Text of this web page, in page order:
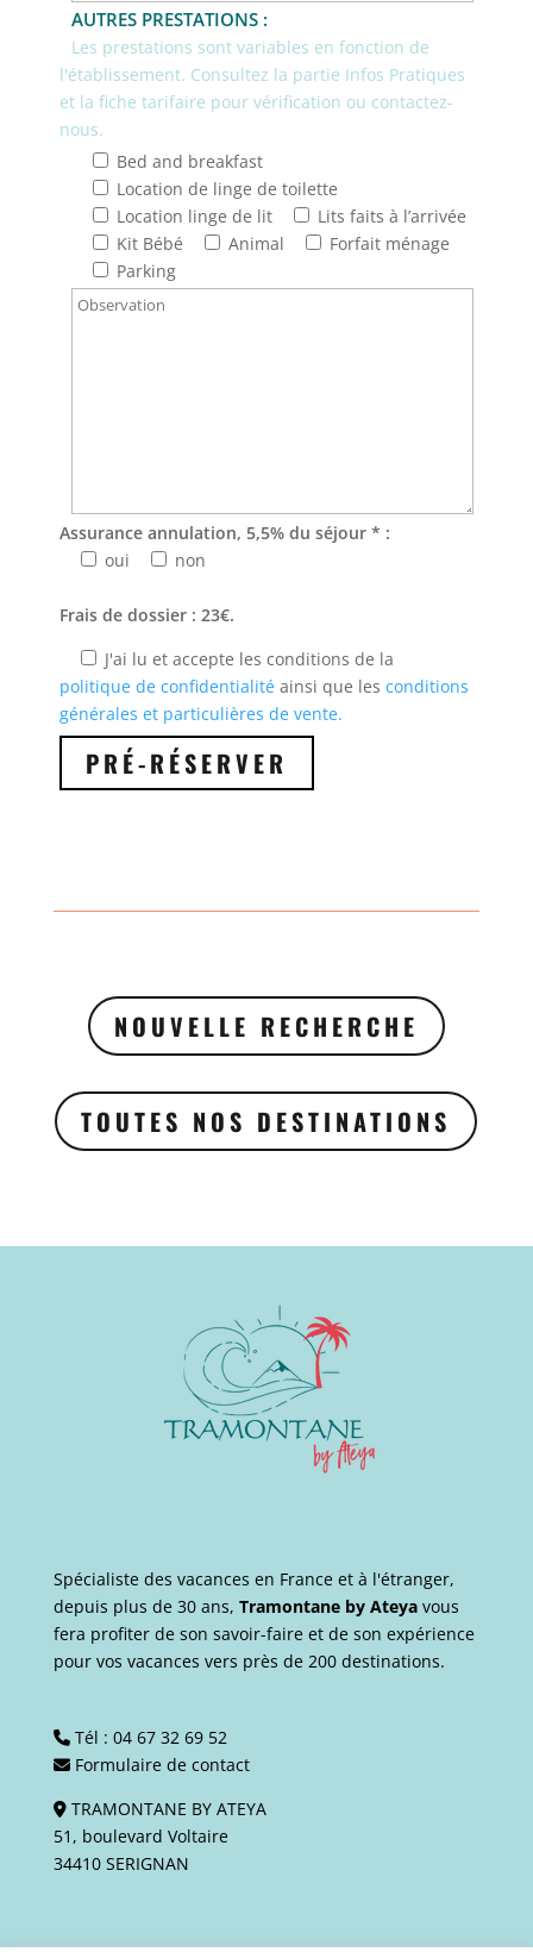
AUTRES PRESTATIONS :
Les prestations sont variables en fonction de
l'établissement. Consultez la partie Infos Pratiques
et la fiche tarifaire pour vérification ou contactez-
nous.
Bed and breakfast
Location de linge de toilette
Location linge de lit
Lits faits à l’arrivée
Kit Bébé
Animal
Forfait ménage
Parking
Assurance annulation, 5,5% du séjour * :
oui
non
Frais de dossier : 23€.
J'ai lu et accepte les conditions de la
politique de confidentialitéainsi que les conditions
générales et particulières de vente.
NOUVELLE RECHERCHE
TOUTES NOS DESTINATIONS
Spécialiste des vacances en France et à l'étranger,
depuis plus de 30 ans, Tramontane by Ateya vous
fera profiter de son savoir-faire et de son expérience
pour vos vacances vers près de 200 destinations.
Tél : 04 67 32 69 52
Formulaire de contact
TRAMONTANE BY ATEYA
51, boulevard Voltaire
34410 SERIGNAN